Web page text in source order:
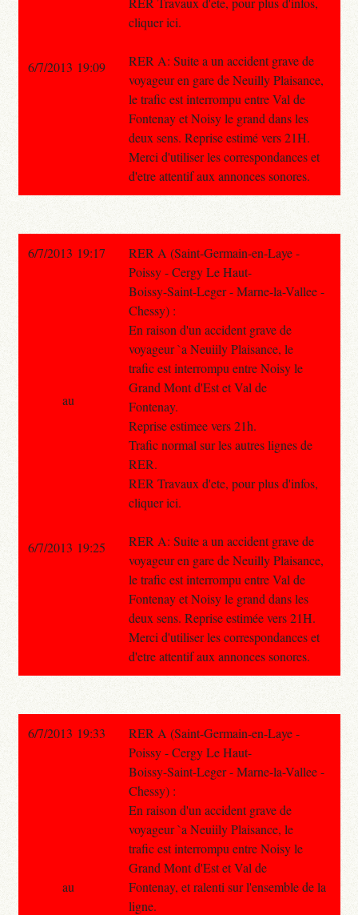
cliquer ici.
RER A: Suite a un accident grave de
voyageur en gare de Neuilly Plaisance,
le trafic est interrompu entre Val de
Fontenay et Noisy le grand dans les
deux sens. Reprise estimé vers 21H.
Merci d'utiliser les correspondances et
d'etre attentif aux annonces sonores.
6/7/2013 19:09
6/7/2013 19:17
RER A (Saint-Germain-en-Laye -
Poissy - Cergy Le Haut-
Boissy-Saint-Leger - Marne-la-Vallee -
Chessy) :
En raison d'un accident grave de
voyageur `a Neuiily Plaisance, le
trafic est interrompu entre Noisy le
Grand Mont d'Est et Val de
Fontenay.
Reprise estimee vers 21h.
Trafic normal sur les autres lignes de
RER.
RER Travaux d'ete, pour plus d'infos,
cliquer ici.
RER A: Suite a un accident grave de
voyageur en gare de Neuilly Plaisance,
le trafic est interrompu entre Val de
Fontenay et Noisy le grand dans les
deux sens. Reprise estimée vers 21H.
Merci d'utiliser les correspondances et
d'etre attentif aux annonces sonores.
au
6/7/2013 19:25
6/7/2013 19:33
RER A (Saint-Germain-en-Laye -
Poissy - Cergy Le Haut-
Boissy-Saint-Leger - Marne-la-Vallee -
Chessy) :
En raison d'un accident grave de
voyageur `a Neuiily Plaisance, le
trafic est interrompu entre Noisy le
Grand Mont d'Est et Val de
Fontenay, et ralenti sur l'ensemble de la
ligne.
au